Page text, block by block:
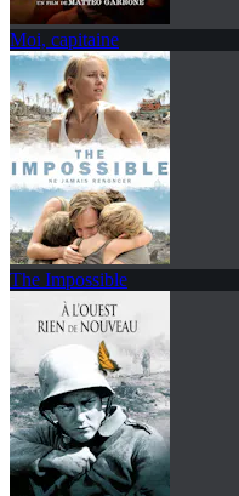
Moi, capitaine
The Impossible